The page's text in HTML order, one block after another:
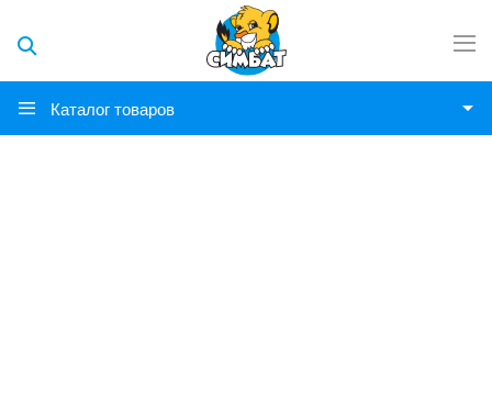
Каталог товаров